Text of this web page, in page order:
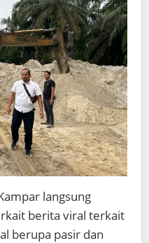
Tambang
langsung
berita viral terkait
berupa pasir dan